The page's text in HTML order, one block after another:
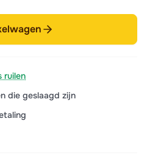
ruilen
die geslaagd zijn